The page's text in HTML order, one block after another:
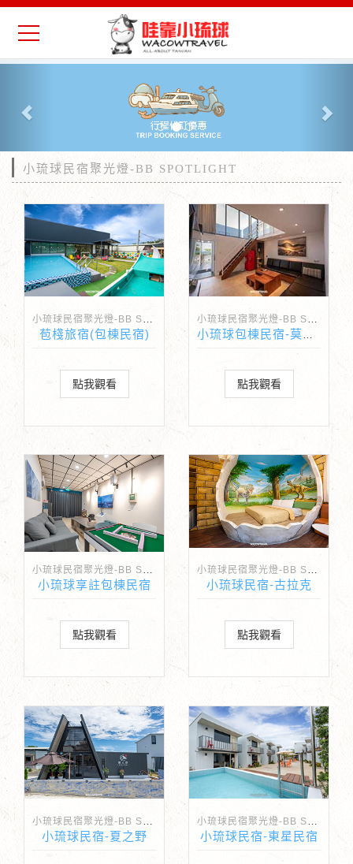
Previous
小琉球民宿聚光燈-BB SPOTLIGHT
苞棧旅宿(包棟民宿)
點我觀看 點我觀看
小琉球民宿聚光燈-BB Spotlight
小琉球享註包棟民宿
點我觀看
小琉球民宿聚光燈-BB Spotlight
小琉球民宿-古拉克
點我觀看
小琉球民宿-夏之野 小琉球民宿-東星民宿